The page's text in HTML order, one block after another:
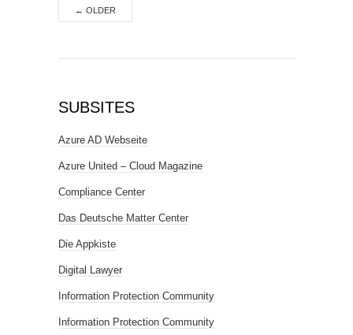
← OLDER
SUBSITES
Azure AD Webseite
Azure United – Cloud Magazine
Compliance Center
Das Deutsche Matter Center
Die Appkiste
Digital Lawyer
Information Protection Community
Information Protection Community